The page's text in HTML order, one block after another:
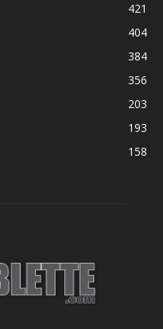
421
404
384
356
203
193
158